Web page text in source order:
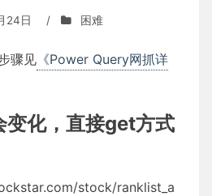
24日 / 困难
骤见 《Power Query网抓详
变化，直接get方式
stock/ranklist_a